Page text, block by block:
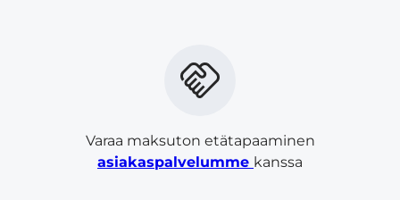
Varaa maksuton etätapaaminen
asiakaspalvelumme kanssa